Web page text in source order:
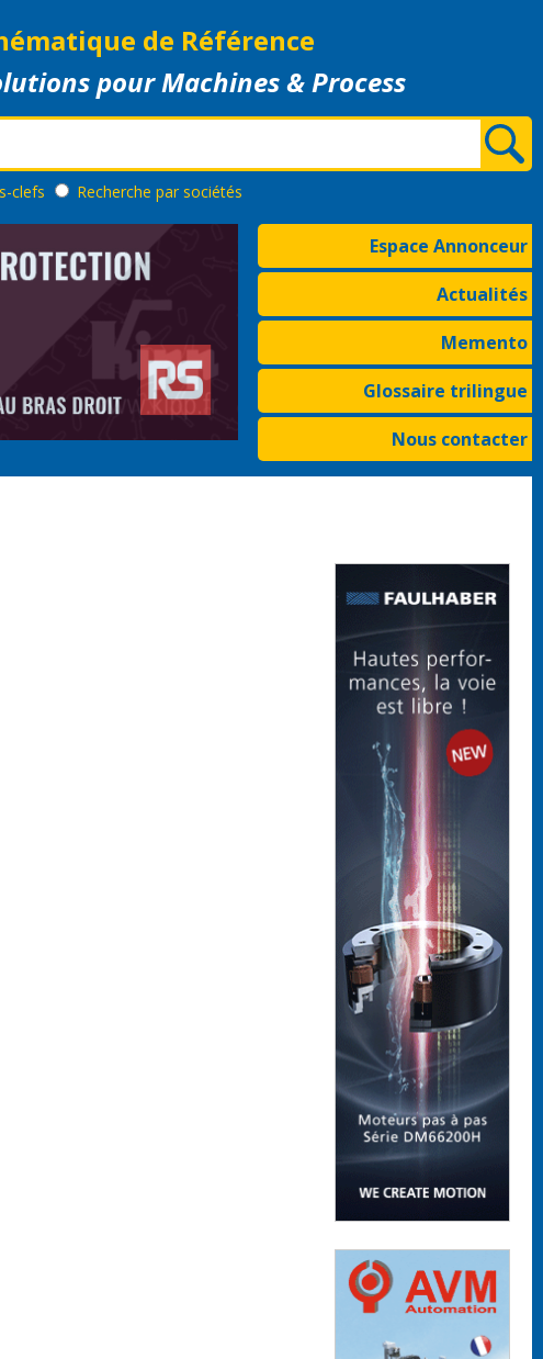
de Référence
pour Machines & Process
clefs Recherche par sociétés
Espace Annonceur
Actualités
Memento
Glossaire trilingue
Nous contacter